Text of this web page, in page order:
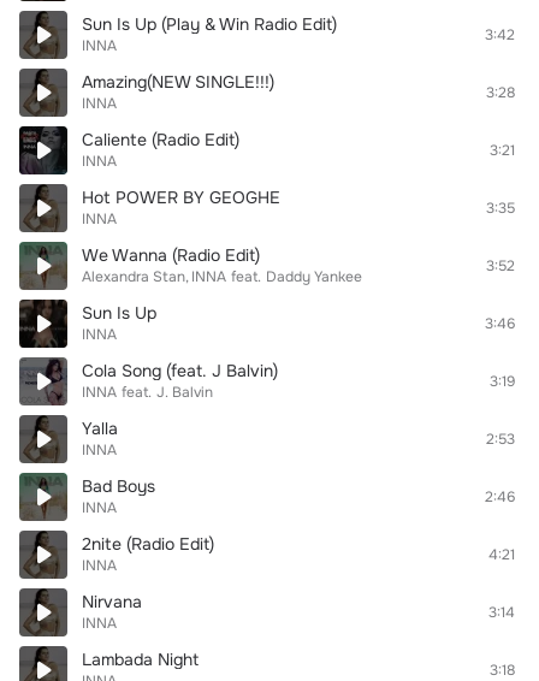
Sun Is Up (Play & Win Radio Edit)
INNA
3:42
Amazing(NEW SINGLE!!!)
INNA
3:28
Caliente (Radio Edit)
INNA
3:21
Hot POWER BY GEOGHE
INNA
3:35
We Wanna (Radio Edit)
Alexandra Stan INNA feat. Daddy Yankee
3:52
Sun Is Up
INNA
3:46
Cola Song (feat. J Balvin)
INNA feat. J. Balvin
3:19
Yalla
INNA
2:53
Bad Boys
INNA
2:46
2nite (Radio Edit)
INNA
4:21
Nirvana
INNA
3:14
Lambada Night 3:18